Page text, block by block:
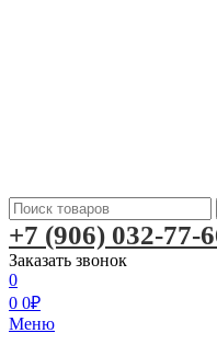
+7 (906) 032-77-
Заказать звонок
0
0 0₽
Меню